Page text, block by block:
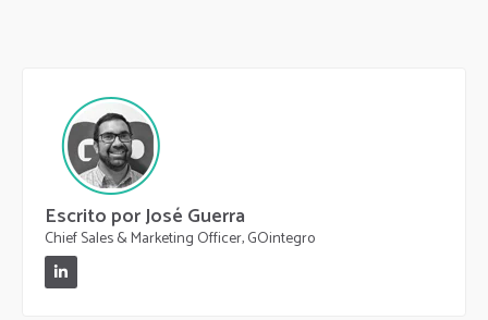
Escrito por José Guerra
Chief Sales & Marketing Officer, GOintegro